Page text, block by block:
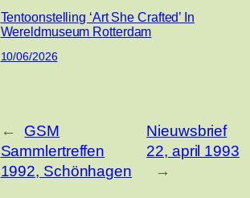
Tentoonstelling ‘Art She Crafted’ In
Wereldmuseum Rotterdam
10/06/2026
←
GSM
Sammlertreffen
1992, Schönhagen
Nieuwsbrief
22, april 1993
→